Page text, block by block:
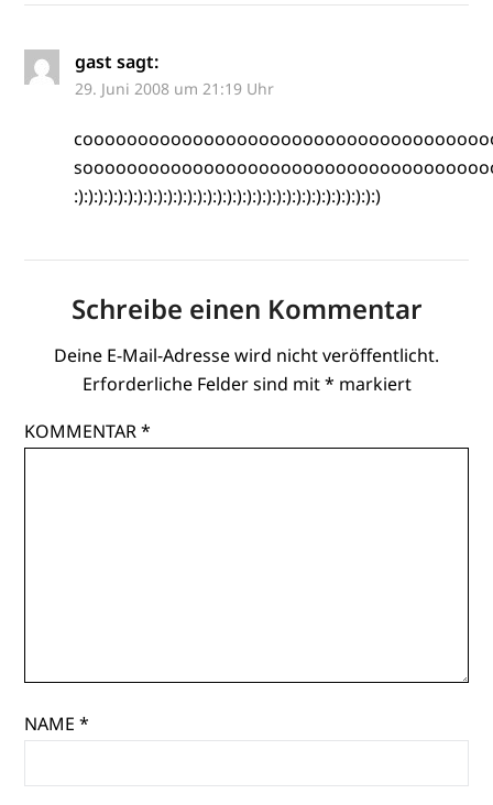
gast sagt:
29. Juni 2008 um 21:19 Uhr
:):):):):):):):):):):):):):):):):):):):):):):):):):):):):):):)
Schreibe einen Kommentar
Deine E-Mail-Adresse wird nicht veröffentlicht.
Erforderliche Felder sind mit* markiert
KOMMENTAR*
NAME*